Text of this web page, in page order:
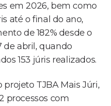
em 2026, bem como
até o final do ano,
de 182% desde o
de abril, quando
153 júris realizados.
TJBA Mais Júri,
processos com